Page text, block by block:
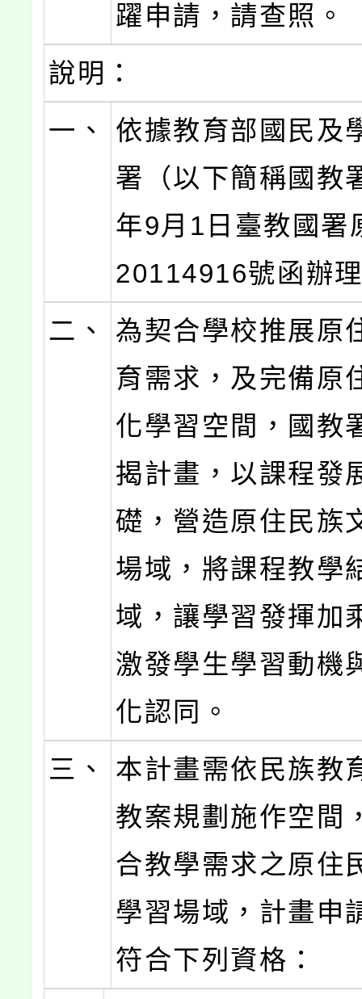
躍申請，請查照。
說明：
一、
依據教育部國民及
署（以下簡稱國教
年9月1日臺教國署
20114916號函辦
二、
為契合學校推展原
育需求，及完備原
化學習空間，國教
揭計畫，以課程發
礎，營造原住民族
場域，將課程教學
域，讓學習發揮加
激發學生學習動機
化認同。
三、
本計畫需依民族教
教案規劃施作空間
合教學需求之原住
學習場域，計畫申
符合下列資格：